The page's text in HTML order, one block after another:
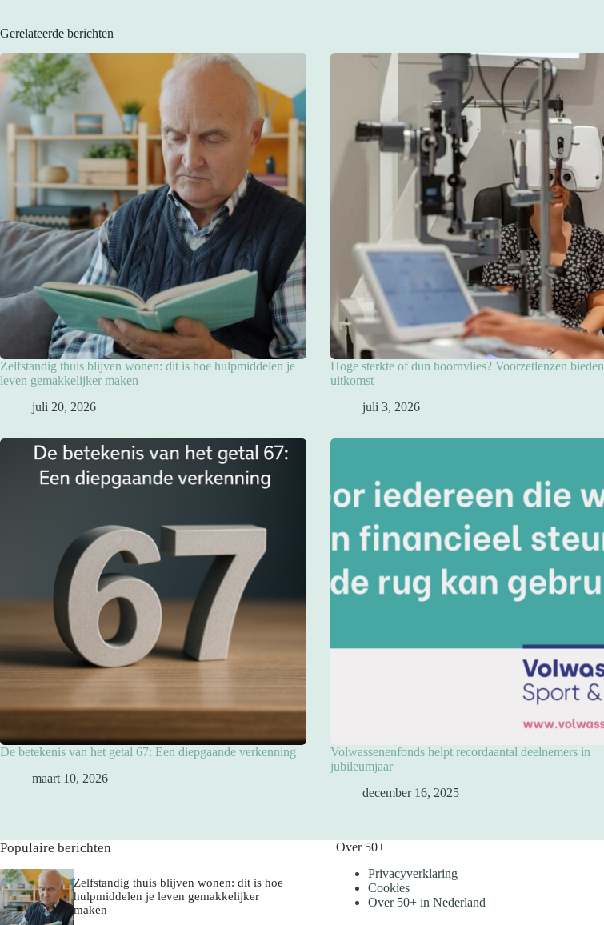
Gerelateerde berichten
Zelfstandig thuis blijven wonen: dit is hoe hulpmiddelen je
leven gemakkelijker maken
juli 20, 2026
Hoge sterkte of dun hoornvlies? Voorzetlenzen bieden
uitkomst
juli 3, 2026
De betekenis van het getal 67: Een diepgaande verkenning
maart 10, 2026
Volwassenenfonds helpt recordaantal deelnemers in
jubileumjaar
december 16, 2025
Populaire berichten
Zelfstandig thuis blijven wonen: dit is hoe
hulpmiddelen je leven gemakkelijker
maken
Over 50+
Privacyverklaring
Cookies
Over 50+ in Nederland